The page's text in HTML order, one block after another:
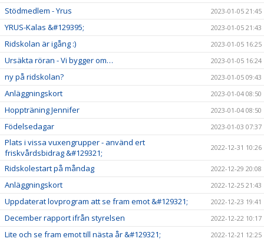
Stödmedlem - Yrus 2023-01-05 21:45
YRUS-Kalas &#129395; 2023-01-05 21:43
Ridskolan är igång :) 2023-01-05 16:25
Ursäkta röran - Vi bygger om… 2023-01-05 16:24
ny på ridskolan? 2023-01-05 09:43
Anläggningskort 2023-01-04 08:50
Hoppträning Jennifer 2023-01-04 08:50
Födelsedagar 2023-01-03 07:37
Plats i vissa vuxengrupper - använd ert
friskvårdsbidrag &#129321;
2022-12-31 10:26
Ridskolestart på måndag 2022-12-29 20:08
Anläggningskort 2022-12-25 21:43
Uppdaterat lovprogram att se fram emot &#129321; 2022-12-23 19:41
December rapport ifrån styrelsen 2022-12-22 10:17
Lite och se fram emot till nästa år &#129321; 2022-12-21 12:25